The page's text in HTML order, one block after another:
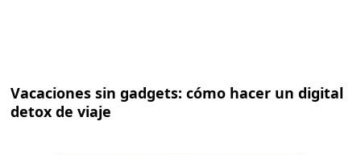
Vacaciones sin gadgets: cómo hacer un digital
detox de viaje